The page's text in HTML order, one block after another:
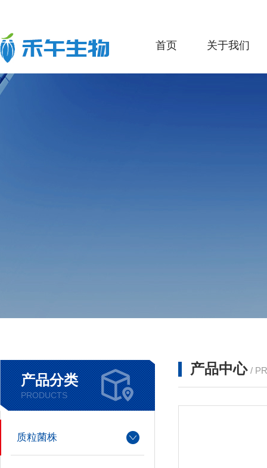
首页 关于我们
产品分类
PRODUCTS
质粒菌株
产品中心 /